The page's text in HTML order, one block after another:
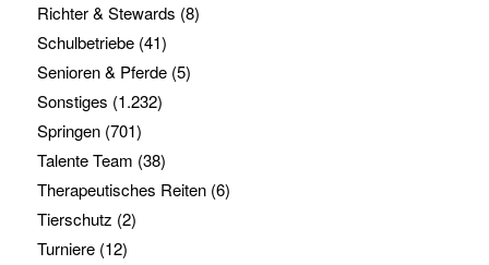
Richter & Stewards (8)
Schulbetriebe(41)
Senioren & Pferde(5)
Sonstiges (1.232)
Springen(701)
Talente Team (38)
Therapeutisches Reiten(6)
Tierschutz (2)
Turniere(12)